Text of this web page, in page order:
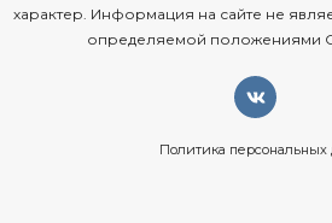
характер. Информация на сайте не
определяемой положениями
Политика персональных